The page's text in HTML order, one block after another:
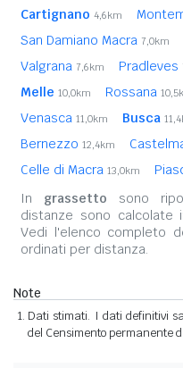
Cartignano 4,6km
San Damiano Macra 7,0km
Valgrana 7,6km Pradleves
Melle 10,0km Rossana
Venasca 11,0km Busca
Bernezzo 12,4km
Celle di Macra 13,0km
In grassetto sono
distanze sono calcolate
Vedi l'elenco completo
ordinati per distanza.
Note
Dati stimati. I dati definitivi
del Censimento permanente